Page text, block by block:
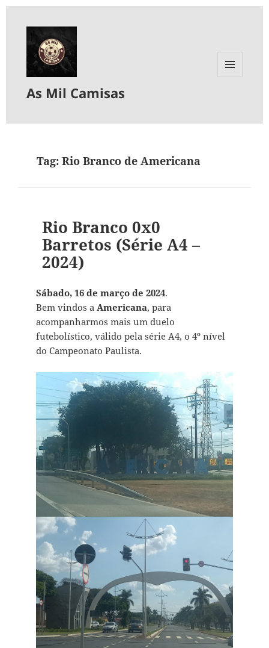
As Mil Camisas
Tag:Rio Branco de Americana
Rio Branco 0x0
Barretos (Série A4 –
2024)
Sábado, 16 de março de 2024.
Bem vindos a Americana, para
acompanharmos mais um duelo
futebolístico, válido pela série A4, o 4º nível
do Campeonato Paulista.